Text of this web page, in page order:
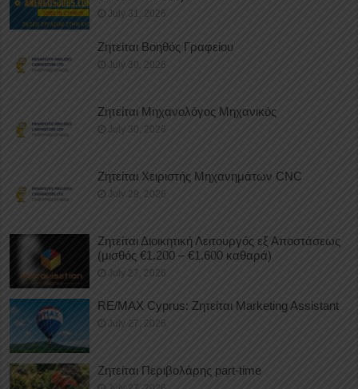
July 31, 2026
Ζητείται Βοηθός Γραφείου
July 30, 2026
Ζητείται Μηχανολόγος Μηχανικός
July 30, 2026
Ζητείται Χειριστής Μηχανημάτων CNC
July 29, 2026
Ζητείται Διοικητική Λειτουργός εξ Αποστάσεως
(μισθός €1.200 – €1.600 καθαρά)
July 27, 2026
RE/MAX Cyprus: Ζητείται Marketing Assistant
July 27, 2026
Ζητείται Περιβολάρης part-time